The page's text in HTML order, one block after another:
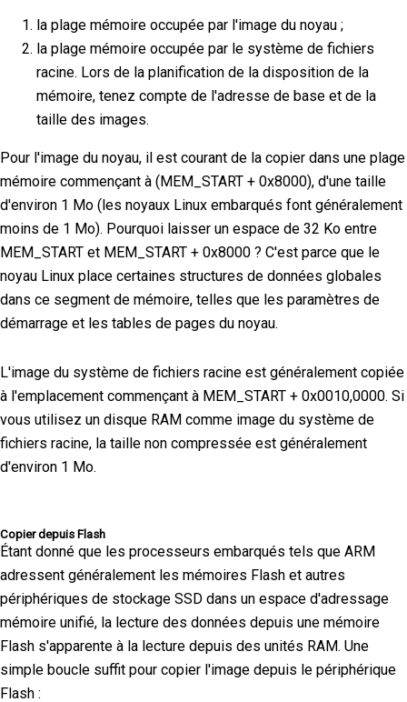
la plage mémoire occupée par l'image du noyau ;
la plage mémoire occupée par le système de fichiers
racine. Lors de la planification de la disposition de la
mémoire, tenez compte de l'adresse de base et de la
taille des images.
Pour l'image du noyau, il est courant de la copier dans une plage
mémoire commençant à (MEM_START + 0x8000), d'une taille
d'environ 1 Mo (les noyaux Linux embarqués font généralement
moins de 1 Mo). Pourquoi laisser un espace de 32 Ko entre
MEM_START et MEM_START + 0x8000 ? C'est parce que le
noyau Linux place certaines structures de données globales
dans ce segment de mémoire, telles que les paramètres de
démarrage et les tables de pages du noyau.
L'image du système de fichiers racine est généralement copiée
à l'emplacement commençant à MEM_START + 0x0010,0000. Si
vous utilisez un disque RAM comme image du système de
fichiers racine, la taille non compressée est généralement
d'environ 1 Mo.
Copier depuis Flash
Étant donné que les processeurs embarqués tels que ARM
adressent généralement les mémoires Flash et autres
périphériques de stockage SSD dans un espace d'adressage
mémoire unifié, la lecture des données depuis une mémoire
Flash s'apparente à la lecture depuis des unités RAM. Une
simple boucle suffit pour copier l'image depuis le périphérique
Flash :